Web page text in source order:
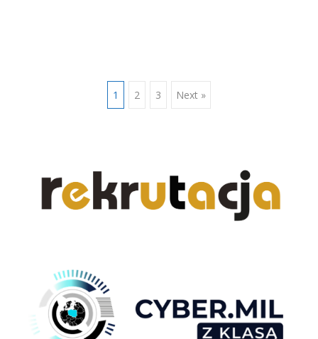
Posts 1 2 3 Next »